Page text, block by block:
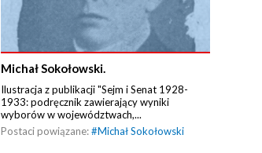
Michał Sokołowski.
Ilustracja z publikacji "Sejm i Senat 1928-
1933: podręcznik zawierający wyniki
wyborów w województwach,...
Postaci powiązane:#Michał Sokołowski